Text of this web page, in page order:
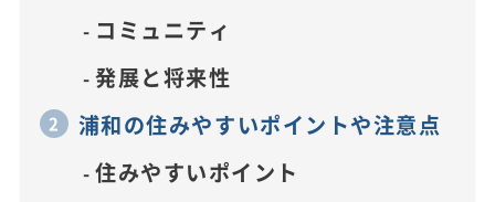
コミュニティ
発展と将来性
浦和の住みやすいポイントや注意点
住みやすいポイント